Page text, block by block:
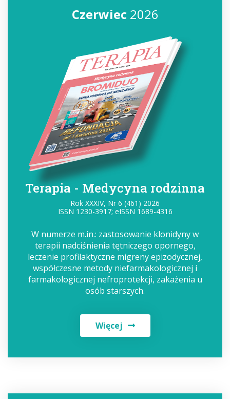
Czerwiec2026
Terapia - Medycyna rodzinna
Rok XXXIV, Nr 6 (461) 2026
ISSN 1230-3917; eISSN 1689-4316
W numerze m.in.: zastosowanie klonidyny w
terapii nadciśnienia tętniczego opornego,
leczenie profilaktyczne migreny epizodycznej,
współczesne metody niefarmakologicznej i
farmakologicznej nefroprotekcji, zakażenia u
osób starszych.
Więcej